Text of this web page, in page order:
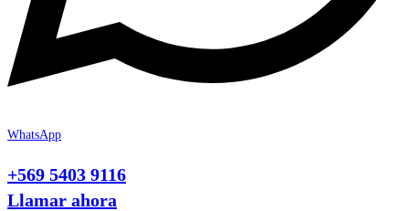
WhatsApp
+569 5403 9116
Llamar ahora